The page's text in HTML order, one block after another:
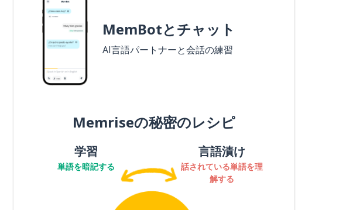
MemBotとチャット
AI言語パートナーと会話の練習
Memriseの秘密のレシピ
学習
単語を暗記する
言語漬け
話されている単語を理
解する